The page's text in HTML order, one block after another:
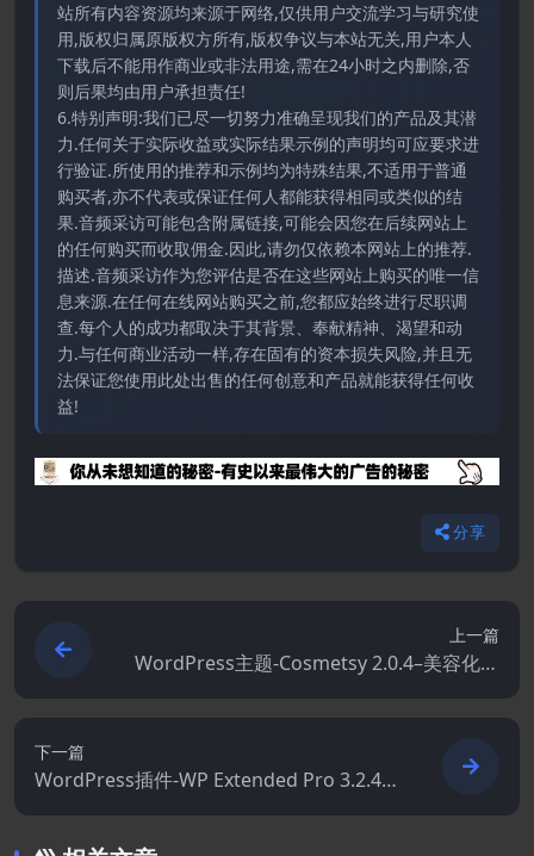
站所有内容资源均来源于网络,仅供用户交流学习与研究使
用,版权归属原版权方所有,版权争议与本站无关,用户本人
下载后不能用作商业或非法用途,需在24小时之内删除,否
则后果均由用户承担责任!
6.特别声明:我们已尽一切努力准确呈现我们的产品及其潜
力.任何关于实际收益或实际结果示例的声明均可应要求进
行验证.所使用的推荐和示例均为特殊结果,不适用于普通
购买者,亦不代表或保证任何人都能获得相同或类似的结
果.音频采访可能包含附属链接,可能会因您在后续网站上
的任何购买而收取佣金.因此,请勿仅依赖本网站上的推荐.
描述.音频采访作为您评估是否在这些网站上购买的唯一信
息来源.在任何在线网站购买之前,您都应始终进行尽职调
查.每个人的成功都取决于其背景、奉献精神、渴望和动
力.与任何商业活动一样,存在固有的资本损失风险,并且无
法保证您使用此处出售的任何创意和产品就能获得任何收
益!
分享
上一篇
WordPress主题-Cosmetsy 2.0.4–美容化妆
品店主题
下一篇
WordPress插件-WP Extended Pro 3.2.4–
终极增强套件